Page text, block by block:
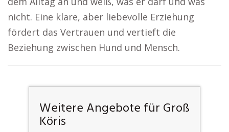
nicht. Eine klare, aber liebevolle Erziehung
fördert das Vertrauen und vertieft die
Beziehung zwischen Hund und Mensch.
Weitere Angebote für Groß
Köris